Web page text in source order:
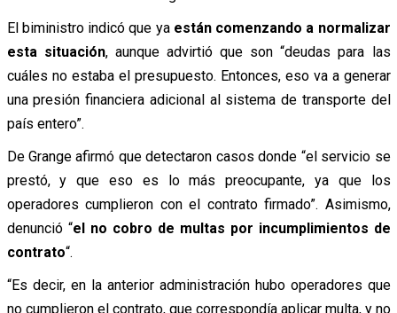
El biministro indicó que ya están comenzando a normalizar
esta situación, aunque advirtió que son “deudas para las
cuáles no estaba el presupuesto. Entonces, eso va a generar
una presión financiera adicional al sistema de transporte del
país entero”.
De Grange afirmó que detectaron casos donde “el servicio se
prestó, y que eso es lo más preocupante, ya que los
operadores cumplieron con el contrato firmado”. Asimismo,
denunció “el no cobro de multas por incumplimientos de
contrato“.
“Es decir, en la anterior administración hubo operadores que
no cumplieron el contrato, que correspondía aplicar multa, y no